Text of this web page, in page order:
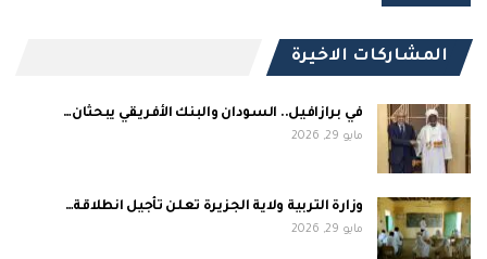
المشاركات الاخيرة
في برازافيل.. السودان والبنك الأفريقي يبحثان…
مايو 29, 2026
وزارة التربية ولاية الجزيرة تعلن تأجيل انطلاقة…
مايو 29, 2026